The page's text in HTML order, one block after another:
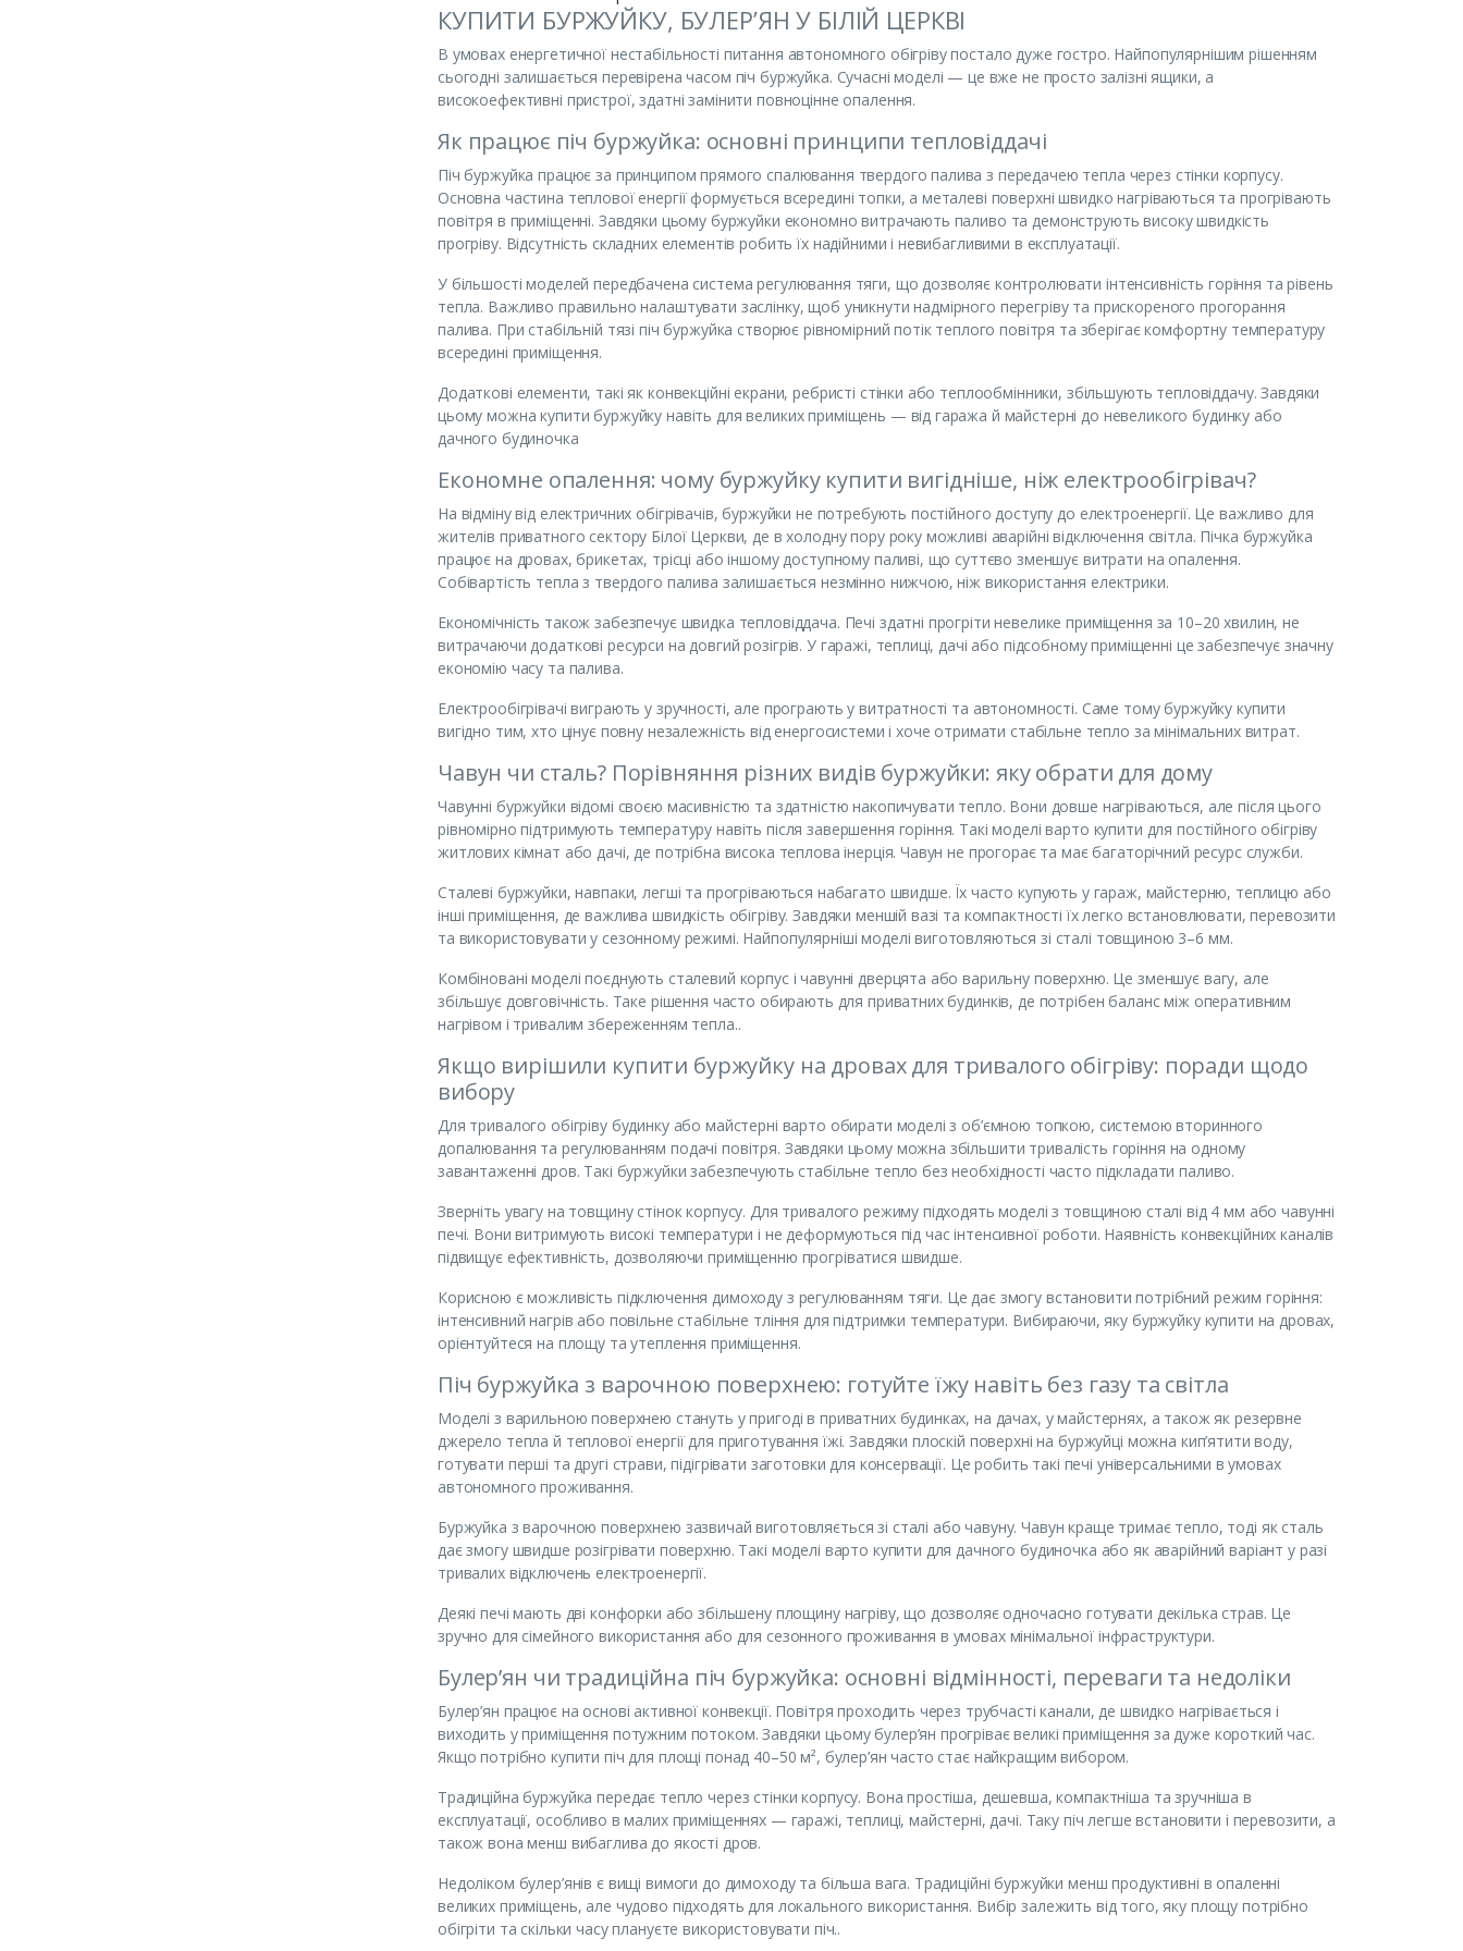
КУПИТИ БУРЖУЙКУ, БУЛЕР’ЯН У БІЛІЙ ЦЕРКВІ
В умовах енергетичної нестабільності питання автономного обігріву постало дуже гостро. Найпопулярнішим рішенням
сьогодні залишається перевірена часом піч буржуйка. Сучасні моделі — це вже не просто залізні ящики, а
високоефективні пристрої, здатні замінити повноцінне опалення.
Як працює піч буржуйка: основні принципи тепловіддачі
Піч буржуйка працює за принципом прямого спалювання твердого палива з передачею тепла через стінки корпусу.
Основна частина теплової енергії формується всередині топки, а металеві поверхні швидко нагріваються та прогрівають
повітря в приміщенні. Завдяки цьому буржуйки економно витрачають паливо та демонструють високу швидкість
прогріву. Відсутність складних елементів робить їх надійними і невибагливими в експлуатації.
У більшості моделей передбачена система регулювання тяги, що дозволяє контролювати інтенсивність горіння та рівень
тепла. Важливо правильно налаштувати заслінку, щоб уникнути надмірного перегріву та прискореного прогорання
палива. При стабільній тязі піч буржуйка створює рівномірний потік теплого повітря та зберігає комфортну температуру
всередині приміщення.
Додаткові елементи, такі як конвекційні екрани, ребристі стінки або теплообмінники, збільшують тепловіддачу. Завдяки
цьому можна купити буржуйку навіть для великих приміщень — від гаража й майстерні до невеликого будинку або
дачного будиночка
Економне опалення: чому буржуйку купити вигідніше, ніж електрообігрівач?
На відміну від електричних обігрівачів, буржуйки не потребують постійного доступу до електроенергії. Це важливо для
жителів приватного сектору Білої Церкви, де в холодну пору року можливі аварійні відключення світла. Пічка буржуйка
працює на дровах, брикетах, трісці або іншому доступному паливі, що суттєво зменшує витрати на опалення.
Собівартість тепла з твердого палива залишається незмінно нижчою, ніж використання електрики.
Економічність також забезпечує швидка тепловіддача. Печі здатні прогріти невелике приміщення за 10–20 хвилин, не
витрачаючи додаткові ресурси на довгий розігрів. У гаражі, теплиці, дачі або підсобному приміщенні це забезпечує значну
економію часу та палива.
Електрообігрівачі виграють у зручності, але програють у витратності та автономності. Саме тому буржуйку купити
вигідно тим, хто цінує повну незалежність від енергосистеми і хоче отримати стабільне тепло за мінімальних витрат.
Чавун чи сталь? Порівняння різних видів буржуйки: яку обрати для дому
Чавунні буржуйки відомі своєю масивністю та здатністю накопичувати тепло. Вони довше нагріваються, але після цього
рівномірно підтримують температуру навіть після завершення горіння. Такі моделі варто купити для постійного обігріву
житлових кімнат або дачі, де потрібна висока теплова інерція. Чавун не прогорає та має багаторічний ресурс служби.
Сталеві буржуйки, навпаки, легші та прогріваються набагато швидше. Їх часто купують у гараж, майстерню, теплицю або
інші приміщення, де важлива швидкість обігріву. Завдяки меншій вазі та компактності їх легко встановлювати, перевозити
та використовувати у сезонному режимі. Найпопулярніші моделі виготовляються зі сталі товщиною 3–6 мм.
Комбіновані моделі поєднують сталевий корпус і чавунні дверцята або варильну поверхню. Це зменшує вагу, але
збільшує довговічність. Таке рішення часто обирають для приватних будинків, де потрібен баланс між оперативним
нагрівом і тривалим збереженням тепла..
Якщо вирішили купити буржуйку на дровах для тривалого обігріву: поради щодо
вибору
Для тривалого обігріву будинку або майстерні варто обирати моделі з об’ємною топкою, системою вторинного
допалювання та регулюванням подачі повітря. Завдяки цьому можна збільшити тривалість горіння на одному
завантаженні дров. Такі буржуйки забезпечують стабільне тепло без необхідності часто підкладати паливо.
Зверніть увагу на товщину стінок корпусу. Для тривалого режиму підходять моделі з товщиною сталі від 4 мм або чавунні
печі. Вони витримують високі температури і не деформуються під час інтенсивної роботи. Наявність конвекційних каналів
підвищує ефективність, дозволяючи приміщенню прогріватися швидше.
Корисною є можливість підключення димоходу з регулюванням тяги. Це дає змогу встановити потрібний режим горіння:
інтенсивний нагрів або повільне стабільне тління для підтримки температури. Вибираючи, яку буржуйку купити на дровах,
орієнтуйтеся на площу та утеплення приміщення.
Піч буржуйка з варочною поверхнею: готуйте їжу навіть без газу та світла
Моделі з варильною поверхнею стануть у пригоді в приватних будинках, на дачах, у майстернях, а також як резервне
джерело тепла й теплової енергії для приготування їжі. Завдяки плоскій поверхні на буржуйці можна кип’ятити воду,
готувати перші та другі страви, підігрівати заготовки для консервації. Це робить такі печі універсальними в умовах
автономного проживання.
Буржуйка з варочною поверхнею зазвичай виготовляється зі сталі або чавуну. Чавун краще тримає тепло, тоді як сталь
дає змогу швидше розігрівати поверхню. Такі моделі варто купити для дачного будиночка або як аварійний варіант у разі
тривалих відключень електроенергії.
Деякі печі мають дві конфорки або збільшену площину нагріву, що дозволяє одночасно готувати декілька страв. Це
зручно для сімейного використання або для сезонного проживання в умовах мінімальної інфраструктури.
Булер’ян чи традиційна піч буржуйка: основні відмінності, переваги та недоліки
Булер’ян працює на основі активної конвекції. Повітря проходить через трубчасті канали, де швидко нагрівається і
виходить у приміщення потужним потоком. Завдяки цьому булер’ян прогріває великі приміщення за дуже короткий час.
Якщо потрібно купити піч для площі понад 40–50 м², булер’ян часто стає найкращим вибором.
Традиційна буржуйка передає тепло через стінки корпусу. Вона простіша, дешевша, компактніша та зручніша в
експлуатації, особливо в малих приміщеннях — гаражі, теплиці, майстерні, дачі. Таку піч легше встановити і перевозити, а
також вона менш вибаглива до якості дров.
Недоліком булер’янів є вищі вимоги до димоходу та більша вага. Традиційні буржуйки менш продуктивні в опаленні
великих приміщень, але чудово підходять для локального використання. Вибір залежить від того, яку площу потрібно
обігріти та скільки часу плануєте використовувати піч..